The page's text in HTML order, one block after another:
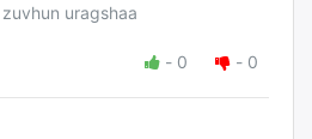
uragshaa
- 0 - 0